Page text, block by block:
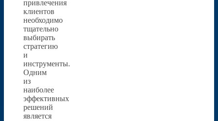
привлечения
клиентов
необходимо
тщательно
выбирать
стратегию
и
инструменты.
Одним
из
наиболее
эффективных
решений
является